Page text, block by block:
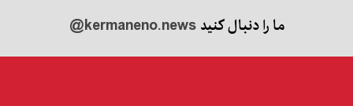
ما را دنبال کنید@kermaneno.news